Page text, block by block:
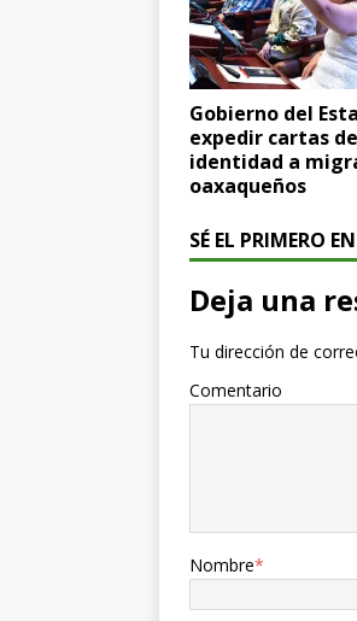
Gobierno del
expedir cartas de
identidad a
oaxaqueños
SÉ EL PRIMERO
Deja una
Tu dirección de
Comentario
Nombre*